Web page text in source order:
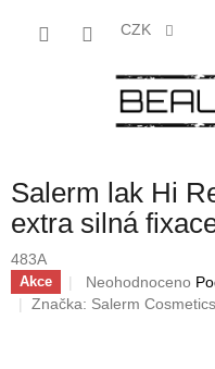
CZK
Salerm lak Hi
extra silná
483A
Akce
Průměrné
hodnocení
Neohodnoceno
Značka: Salerm Cosmetics